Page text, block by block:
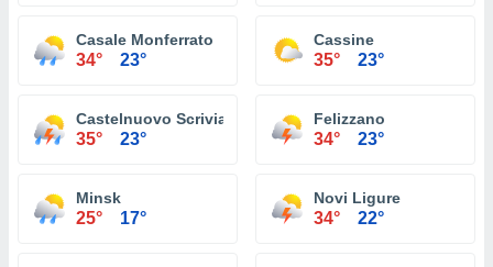
Casale Monferrato
34° 23°
Cassine
35° 23°
Castelnuovo Scrivia
35° 23°
Felizzano
34° 23°
Minsk
25° 17°
Novi Ligure
34° 22°